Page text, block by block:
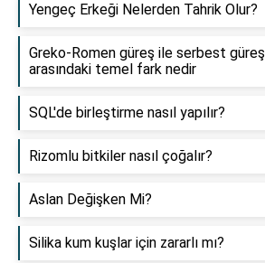
Yengeç Erkeği Nelerden Tahrik Olur?
Greko-Romen güreş ile serbest güreş
arasındaki temel fark nedir
SQL'de birleştirme nasıl yapılır?
Rizomlu bitkiler nasıl çoğalır?
Aslan Değişken Mi?
Silika kum kuşlar için zararlı mı?